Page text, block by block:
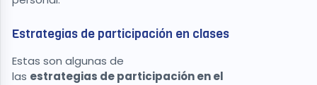
Estrategias de participación en clases
Estas son algunas de
las estrategias de participación en el